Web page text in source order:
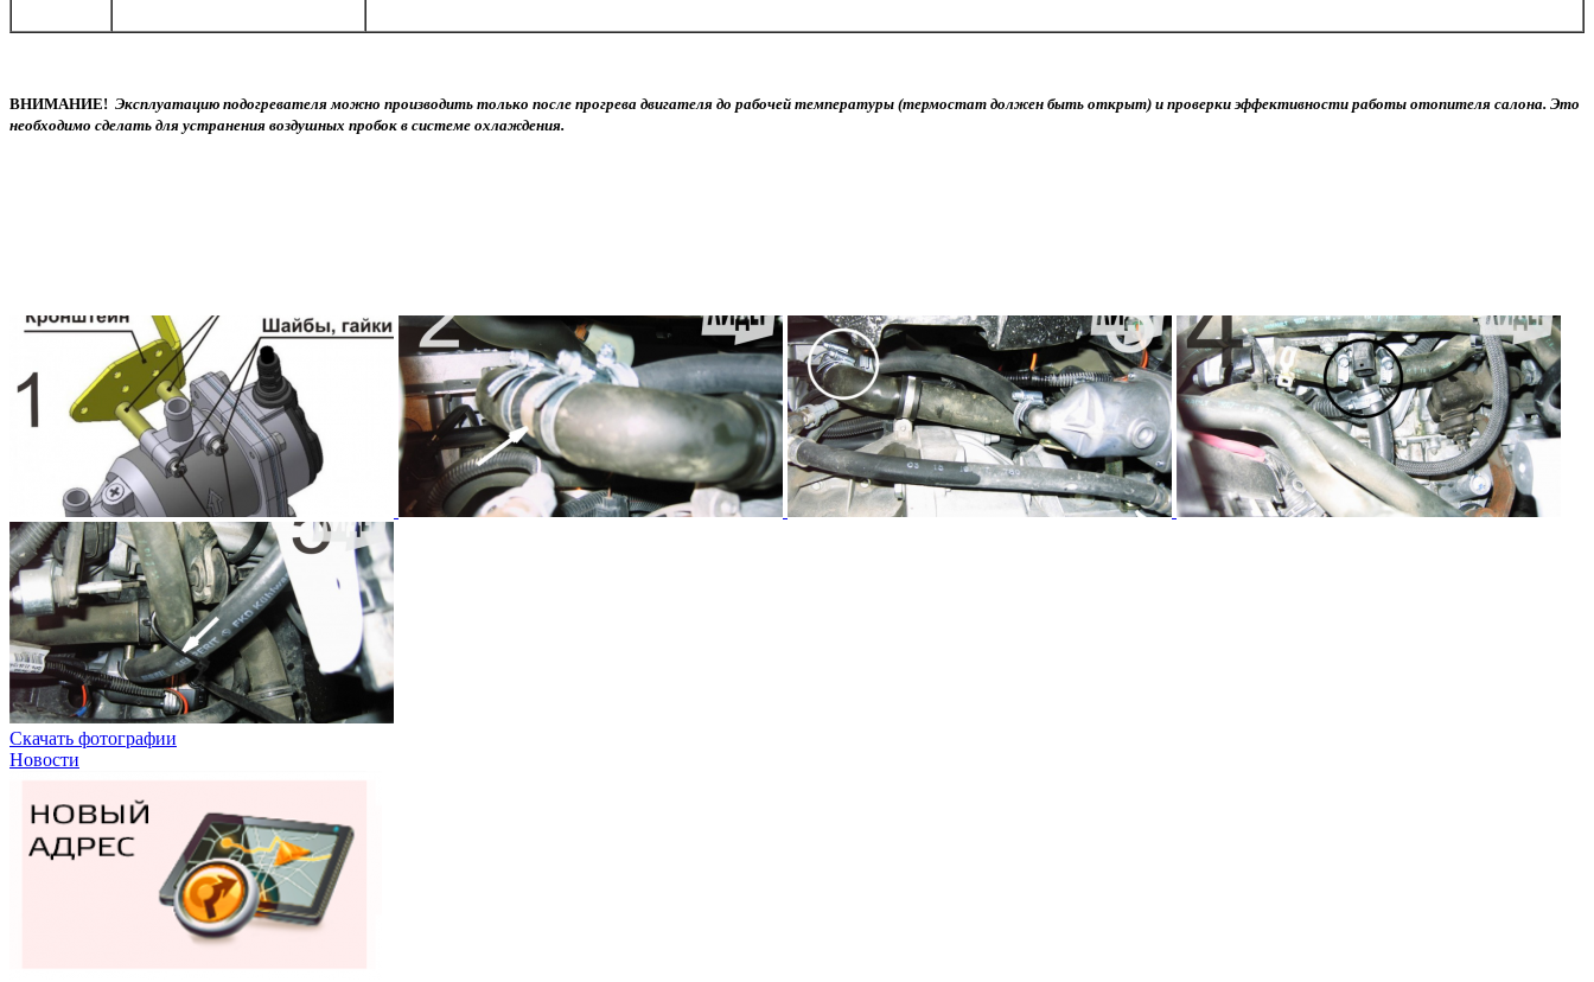
ВНИМАНИЕ! Эксплуатацию подогревателя можно производить только после прогрева двигателя до рабочей температуры (термостат должен быть открыт) и проверки эффективности работы отопителя салона. Это
необходимо сделать для устранения воздушных пробок в системе охлаждения.
Скачать фотографии
Новости